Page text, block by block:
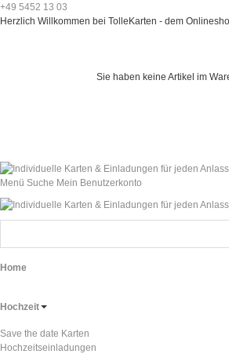
+49 5452 13 03
Herzlich Willkommen bei TolleKarten - dem
Sie haben keine Artikel im
Menü Suche Mein Benutzerkonto
Home
Hochzeit
Save the date Karten
Hochzeitseinladungen